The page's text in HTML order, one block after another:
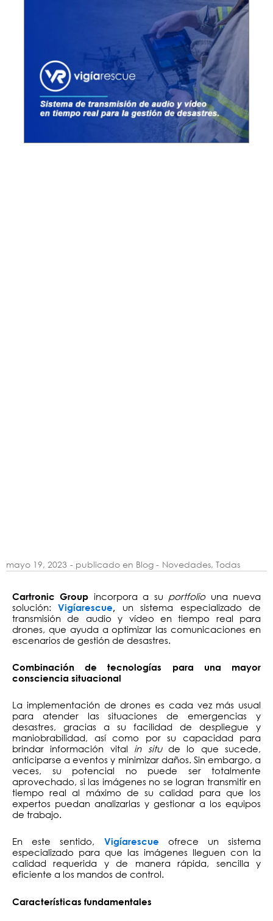
mayo 19, 2023 - publicado en Blog - Novedades, Todas
Cartronic Group incorpora a su portfoliouna nueva
solución:Vigíarescue
un sistema especializado de
transmisión de audio y vídeo en tiempo real para
drones, que ayuda a optimizar las comunicaciones en
escenarios de gestión de desastres.
Combinación de tecnologías para una mayor
consciencia situacional
La implementación de drones es cada vez más usual
para atender las situaciones de emergencias y
desastres, gracias a su facilidad de despliegue y
maniobrabilidad, así como por su capacidad para
brindar información vital in situde lo que sucede,
anticiparse a eventos y minimizar daños. Sin embargo, a
veces, su potencial no puede ser totalmente
aprovechado, si las imágenes no se logran transmitir en
tiempo real al máximo de su calidad para que los
expertos puedan analizarlas y gestionar a los equipos
de trabajo.
En este sentido, Vigíarescue ofrece un sistema
especializado para que las imágenes lleguen con la
calidad requerida y de manera rápida, sencilla y
eficiente a los mandos de control.
Características fundamentales